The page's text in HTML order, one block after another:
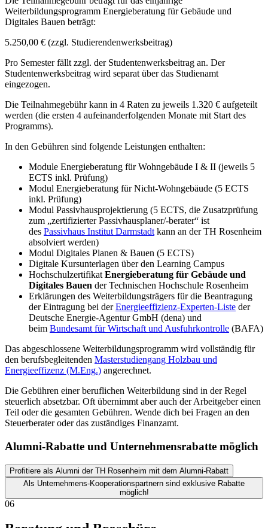
Weiterbildungsprogramm Energieberatung für Gebäude und
Digitales Bauen beträgt:
5.250,00 € (zzgl. Studierendenwerksbeitrag)
Pro Semester fällt zzgl. der Studentenwerksbeitrag an. Der
Studentenwerksbeitrag wird separat über das Studienamt
eingezogen.
Die Teilnahmegebühr kann in 4 Raten zu jeweils 1.320 € aufgeteilt
werden (die ersten 4 aufeinanderfolgenden Monate mit Start des
Programms).
In den Gebühren sind folgende Leistungen enthalten:
Module Energieberatung für Wohngebäude I & II (jeweils 5
ECTS inkl. Prüfung)
Modul Energieberatung für Nicht-Wohngebäude (5 ECTS
inkl. Prüfung)
Modul Passivhausprojektierung (5 ECTS, die Zusatzprüfung
zum „zertifizierter Passivhausplaner/-berater“ ist
des Passivhaus Institut Darmstadt kann an der TH Rosenheim
absolviert werden)
Modul Digitales Planen & Bauen (5 ECTS)
Digitale Kursunterlagen über den Learning Campus
Hochschulzertifikat Energieberatung für Gebäude und
Digitales Bauen der Technischen Hochschule Rosenheim
Erklärungen des Weiterbildungsträgers für die Beantragung
der Eintragung bei derEnergieeffizienz-Experten-Liste der
Deutsche Energie-Agentur GmbH (dena) und
beim Bundesamt für Wirtschaft und Ausfuhrkontrolle (BAFA)
Das abgeschlossene Weiterbildungsprogramm wird vollständig für
den berufsbegleitenden Masterstudiengang Holzbau und
Energieeffizenz (M.Eng.) angerechnet.
Die Gebühren einer beruflichen Weiterbildung sind in der Regel
steuerlich absetzbar. Oft übernimmt aber auch der Arbeitgeber einen
Teil oder die gesamten Gebühren. Wende dich bei Fragen an den
Steuerberater oder das zuständiges Finanzamt.
Alumni-Rabatte und Unternehmensrabatte möglich
Profitiere als Alumni der TH Rosenheim mit dem Alumni-Rabatt
Als Unternehmens-Kooperationspartnern sind exklusive Rabatte
möglich!
06